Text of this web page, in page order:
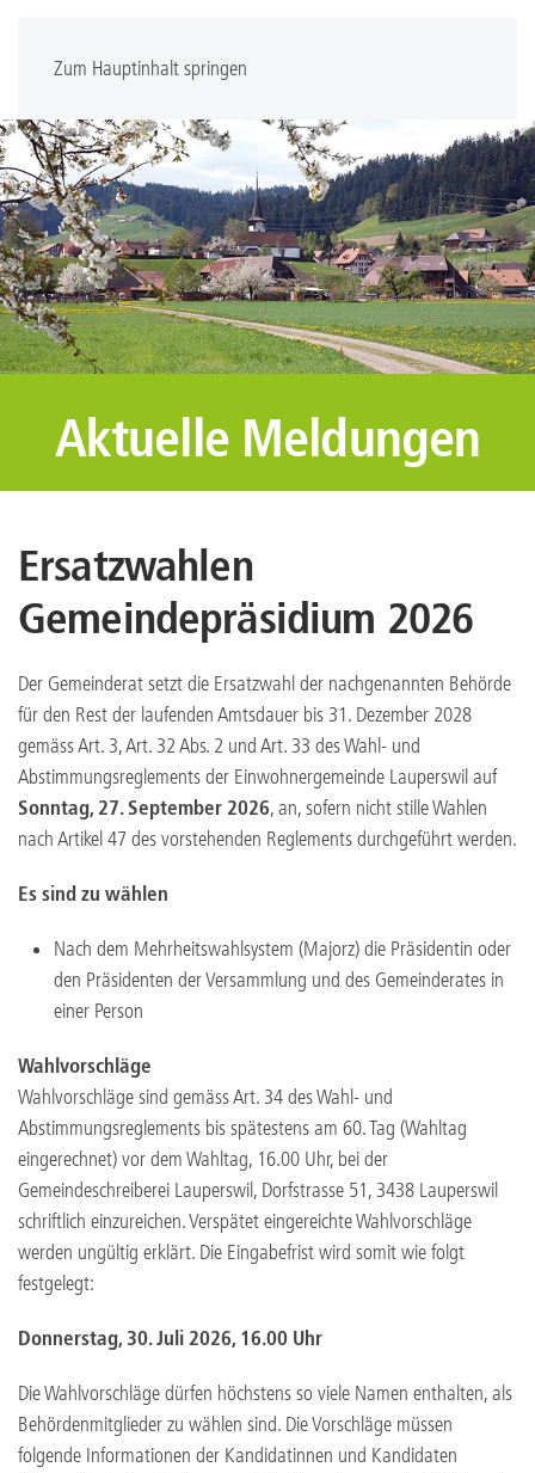
Zum Hauptinhalt springen
Aktuelle Meldungen
Ersatzwahlen
Gemeindepräsidium 2026
Der Gemeinderat setzt die Ersatzwahl der nachgenannten Behörde
für den Rest der laufenden Amtsdauer bis 31. Dezember 2028
gemäss Art. 3, Art. 32 Abs. 2 und Art. 33 des Wahl- und
Abstimmungsreglements der Einwohnergemeinde Lauperswil auf
Sonntag, 27. September 2026, an, sofern nicht stille Wahlen
nach Artikel 47 des vorstehenden Reglements durchgeführt werden.
Es sind zu wählen
Nach dem Mehrheitswahlsystem (Majorz) die Präsidentin oder
den Präsidenten der Versammlung und des Gemeinderates in
einer Person
Wahlvorschläge
Wahlvorschläge sind gemäss Art. 34 des Wahl- und
Abstimmungsreglements bis spätestens am 60. Tag (Wahltag
eingerechnet) vor dem Wahltag, 16.00 Uhr, bei der
Gemeindeschreiberei Lauperswil, Dorfstrasse 51, 3438 Lauperswil
schriftlich einzureichen. Verspätet eingereichte Wahlvorschläge
werden ungültig erklärt. Die Eingabefrist wird somit wie folgt
festgelegt:
Donnerstag, 30. Juli 2026, 16.00 Uhr
Die Wahlvorschläge dürfen höchstens so viele Namen enthalten, als
Behördenmitglieder zu wählen sind. Die Vorschläge müssen
folgende Informationen der Kandidatinnen und Kandidaten